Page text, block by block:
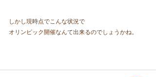
しかし現時点でこんな状況で
オリンピック開催なんて出来るのでしょうかね。